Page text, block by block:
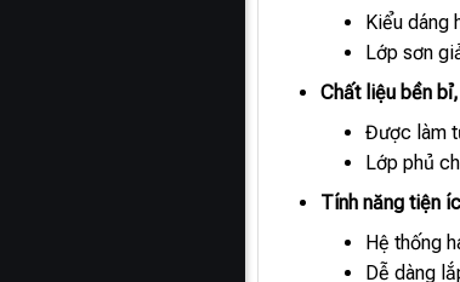
Kiểu dáng
Lớp sơn
Chất liệu bền
Được làm
Lớp phủ
Tính năng tiện
Hệ thống
Dễ dàng